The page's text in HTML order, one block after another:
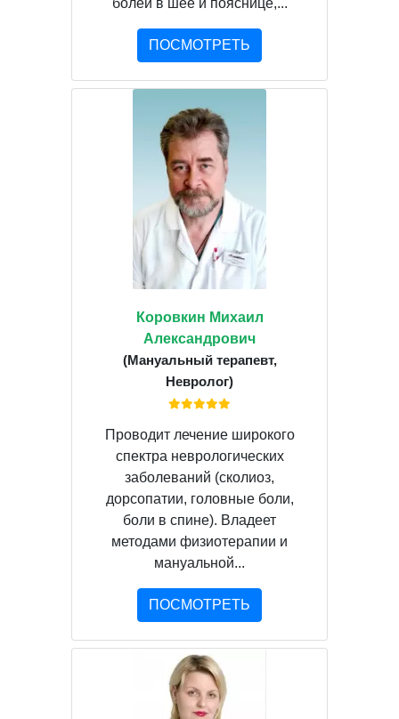
болей в шее и пояснице,...
ПОСМОТРЕТЬ
Коровкин Михаил
Александрович
(Мануальный терапевт,
Невролог)
Проводит лечение широкого
спектра неврологических
заболеваний (сколиоз,
дорсопатии, головные боли,
боли в спине). Владеет
методами физиотерапии и
мануальной...
ПОСМОТРЕТЬ